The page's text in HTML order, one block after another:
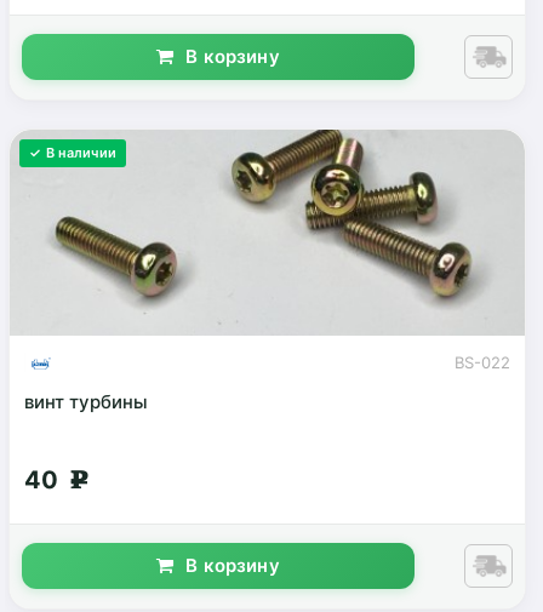
В корзину
✓ В наличии
BS-022
винт турбины
40 g
В корзину